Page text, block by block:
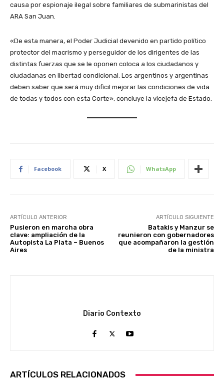
causa por espionaje ilegal sobre familiares de submarinistas del
ARA San Juan.
«De esta manera, el Poder Judicial devenido en partido político
protector del macrismo y perseguidor de los dirigentes de las
distintas fuerzas que se le oponen coloca a los ciudadanos y
ciudadanas en libertad condicional. Los argentinos y argentinas
deben saber que será muy difícil mejorar las condiciones de vida
de todas y todos con esta Corte», concluye la vicejefa de Estado.
Facebook X WhatsApp
ARTÍCULO ANTERIOR
Pusieron en marcha obra
clave: ampliación de la
Autopista La Plata – Buenos
Aires
ARTÍCULO SIGUIENTE
Batakis y Manzur se
reunieron con gobernadores
que acompañaron la gestión
de la ministra
Diario Contexto
ARTÍCULOS RELACIONADOS